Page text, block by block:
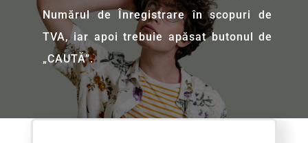
Numărul de Înregistrare în scopuri de
TVA, iar apoi trebuie apăsat butonul de
„CAUTĂ”.